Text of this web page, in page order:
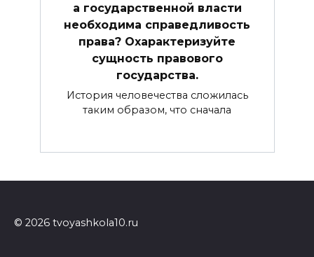
а государственной власти
необходима справедливость
права? Охарактеризуйте
сущность правового
государства.
История человечества сложилась
таким образом, что сначала
© 2026 tvoyashkola10.ru